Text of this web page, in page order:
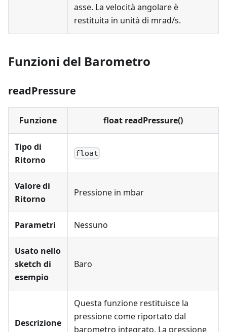
asse. La velocità angolare è
restituita in unità di mrad/s.
Funzioni del Barometro
readPressure
Funzione float readPressure()
Tipo di
Ritorno
float
Valore di
Ritorno
Pressione in mbar
Parametri Nessuno
Usato nello
sketch di
esempio
Baro
Descrizione
Questa funzione restituisce la
pressione come riportato dal
barometro integrato. La pressione